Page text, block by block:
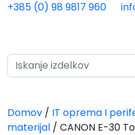
Skip to main content
+385 (0) 98 9817 960
Domov / IT oprema I
materijal / CANON E-30